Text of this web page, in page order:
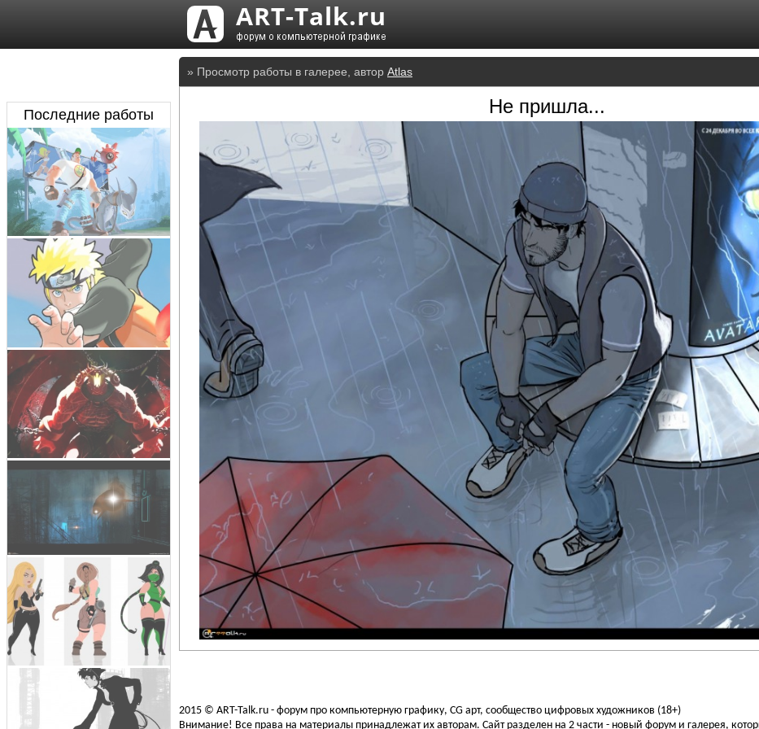
» Просмотр работы в галерее, автор Atlas
Не пришла...
Последние работы
2015 © ART-Talk.ru - форум про компьютерную графику, CG арт, сообщество цифровых художников (18+)
Внимание! Все права на материалы принадлежат их авторам. Сайт разделен на 2 части - новый форум и галерея,